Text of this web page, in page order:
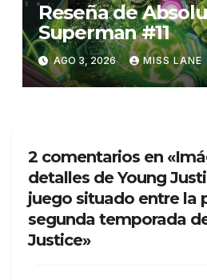
Reseña de
Superman #11
AGO 3, 2026 MISS LANE
2 comentarios en
detalles de Young
juego situado entre la
segunda temporada
Justice»